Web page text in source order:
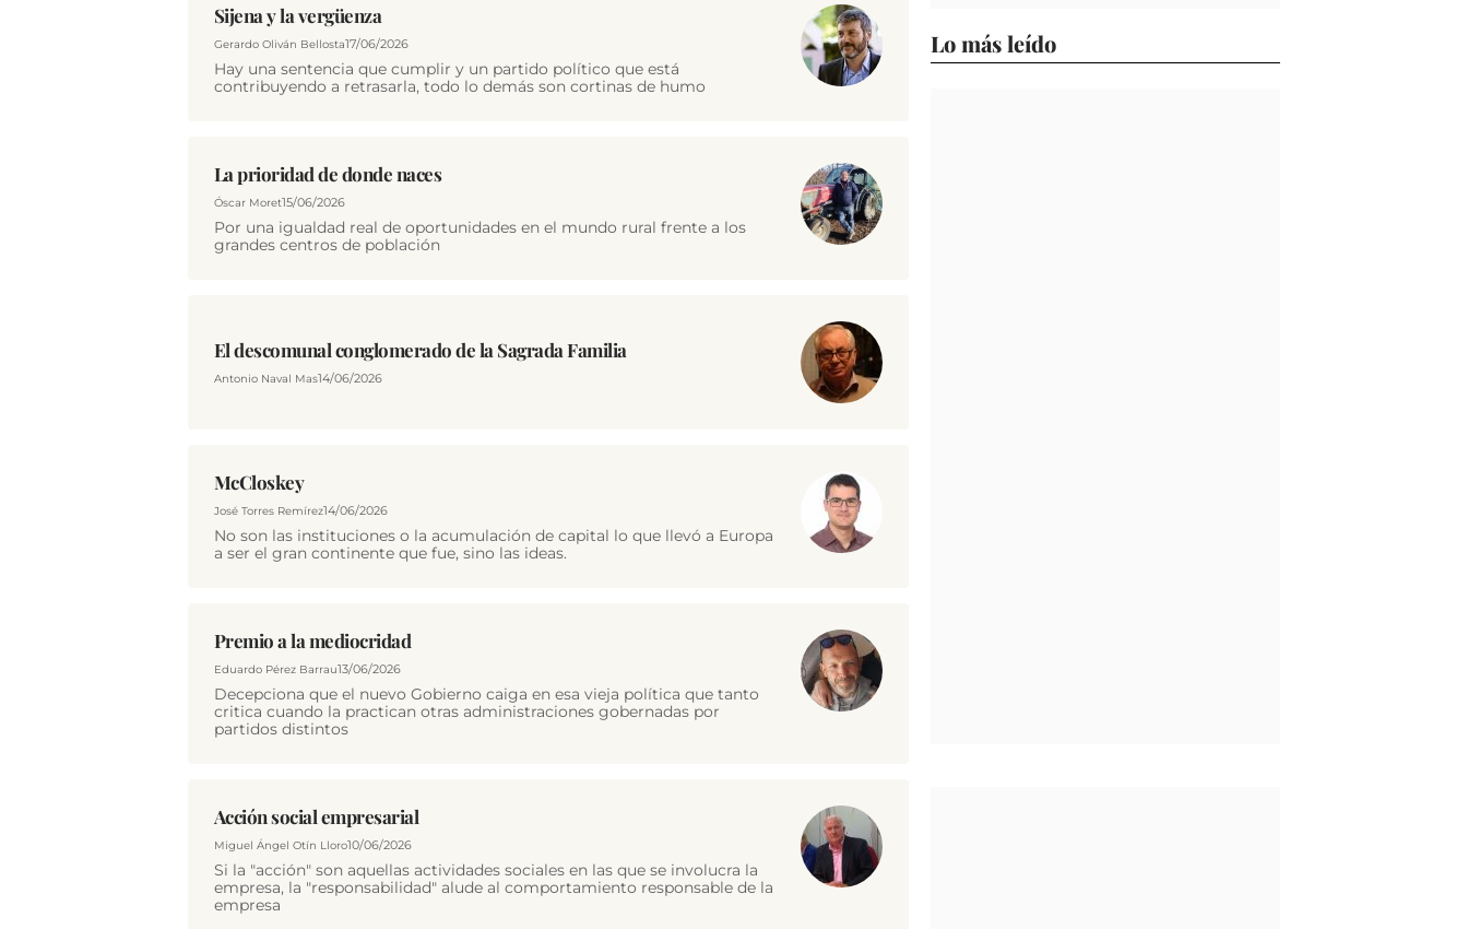
Sijena y la vergüenza
Gerardo Oliván Bellosta17/06/2026
Hay una sentencia que cumplir y un partido político que está
contribuyendo a retrasarla, todo lo demás son cortinas de humo
La prioridad de donde naces
Óscar Moret15/06/2026
Por una igualdad real de oportunidades en el mundo rural frente a los
grandes centros de población
El descomunal conglomerado de la Sagrada Familia
Antonio Naval Mas14/06/2026
McCloskey
José Torres Remírez14/06/2026
No son las instituciones o la acumulación de capital lo que llevó a Europa
a ser el gran continente que fue, sino las ideas.
Premio a la mediocridad
Eduardo Pérez Barrau13/06/2026
Decepciona que el nuevo Gobierno caiga en esa vieja política que tanto
critica cuando la practican otras administraciones gobernadas por
partidos distintos
Acción social empresarial
Miguel Ángel Otín Lloro10/06/2026
Si la "acción" son aquellas actividades sociales en las que se involucra la
empresa, la "responsabilidad" alude al comportamiento responsable de la
empresa
Lo más leído